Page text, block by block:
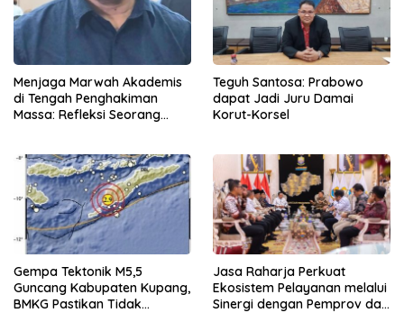
Menjaga Marwah Akademis
di Tengah Penghakiman
Massa: Refleksi Seorang
Teguh Santosa: Prabowo
dapat Jadi Juru Damai
Korut-Korsel
Gempa Tektonik M5,5
Guncang Kabupaten Kupang,
BMKG Pastikan Tidak
Jasa Raharja Perkuat
Ekosistem Pelayanan melalui
Sinergi dengan Pemprov dan